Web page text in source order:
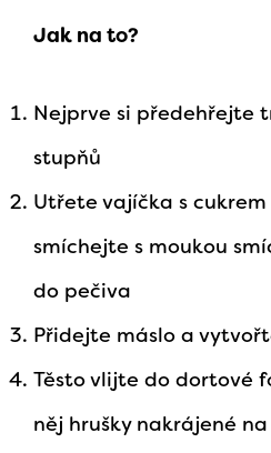
Jak na to?
Nejprve si předehřejte
stupňů
Utřete vajíčka s
smíchejte s moukou
do pečiva
Přidejte máslo a
Těsto vlijte do dortové
něj hrušky nakrájené